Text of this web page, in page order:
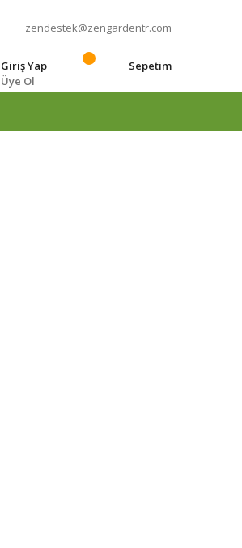
zendestek@zengardentr.com
Giriş Yap
Üye Ol
Sepetim